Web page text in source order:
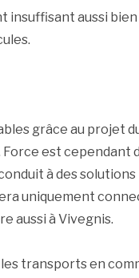
aussi bien
grâce au projet
est cependant
à des
uniquement
aussi à Vivegnis.
transports en